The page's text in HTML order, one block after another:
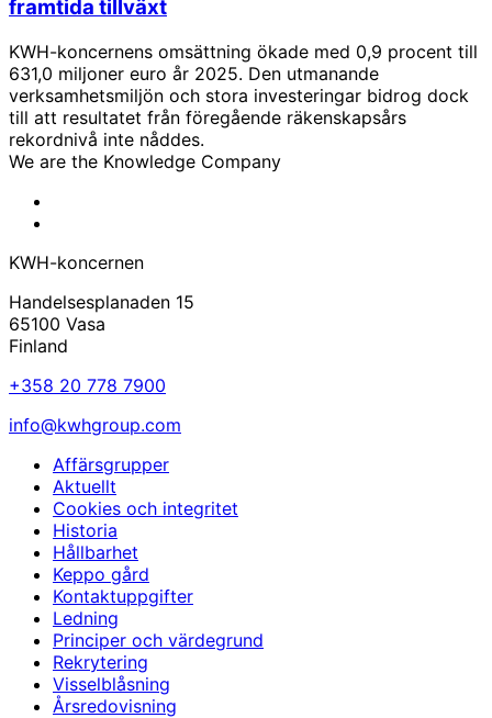
framtida tillväxt
KWH-koncernens omsättning ökade med 0,9 procent till
631,0 miljoner euro år 2025. Den utmanande
verksamhetsmiljön och stora investeringar bidrog dock
till att resultatet från föregående räkenskapsårs
rekordnivå inte nåddes.
We are the Knowledge Company
KWH-koncernen
Handelsesplanaden 15
65100 Vasa
Finland
+358 20 778 7900
info@kwhgroup.com
Affärsgrupper
Aktuellt
Cookies och integritet
Historia
Hållbarhet
Keppo gård
Kontaktuppgifter
Ledning
Principer och värdegrund
Rekrytering
Visselblåsning
Årsredovisning